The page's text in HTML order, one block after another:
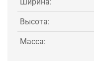
Высота:
Масса: